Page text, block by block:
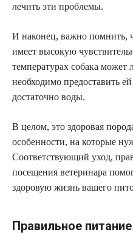
лечить эти проблемы.
И наконец, важно помнить,
имеет высокую
температурах собака может
необходимо предоставить
достаточно воды.
В целом, это здоровая
особенности, на которые
Соответствующий уход,
посещения ветеринара
здоровую жизнь вашего
Правильное питание